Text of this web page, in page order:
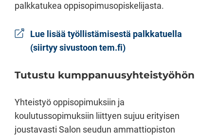
palkkatukea oppisopimusopiskelijasta.
Lue lisää työllistämisestä palkkatuella
(siirtyy sivustoon tem.fi)
Tutustu kumppanuusyhteistyöhön
Yhteistyö oppisopimuksiin ja
koulutussopimuksiin liittyen sujuu erityisen
joustavasti Salon seudun ammattiopiston